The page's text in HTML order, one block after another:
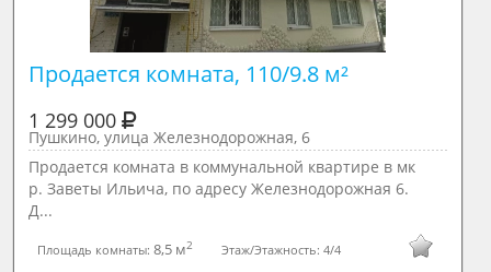
Продается комната, 110/9.8 м²
1 299 000
Пушкино, улица Железнодорожная, 6
Продается комната в коммунальной квартире в мк
р. Заветы Ильича, по адресу Железнодорожная 6.
Д...
Площадь комнаты: 8,5 м2 Этаж/Этажность:4/4